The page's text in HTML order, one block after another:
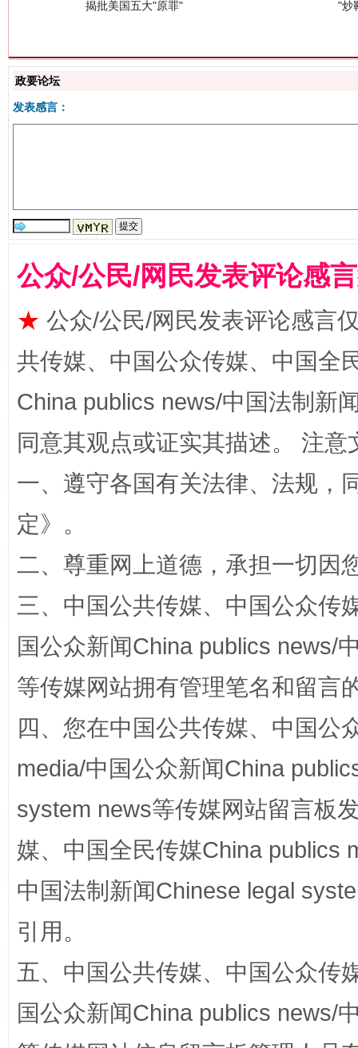
解纷+调解+退费，一次搞定
站台名比不上好声名
漫山遍野的桃花与雪山、麦地、白藏房 除
招工难、用工荒背后
网上购药对药下症？
政要论坛
发表感言：
公众/公民/网民发表评论感
★ 公众/公民/网民发表评论感言
共传媒、中国公众传媒、中国全
China publics news/中国法制新
同意其观点或证实其描述。 注
一、遵守各国有关法律、法规，
定》。
二、尊重网上道德，承担一切因
三、中国公共传媒、中国公众传
国公众新闻China publics news/
等传媒网站拥有管理笔名和留言
四、您在中国公共传媒、中国公
media/中国公众新闻China
system news等传媒网站留言板
媒、中国全民传媒China publics
中国法制新闻Chinese legal
引用。
五、中国公共传媒、中国公众传
国公众新闻China publics news/